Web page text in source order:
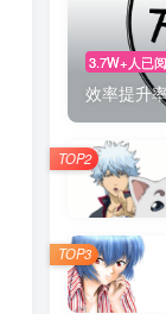
3.7W+人已
效率提升
TOP2
TOP3